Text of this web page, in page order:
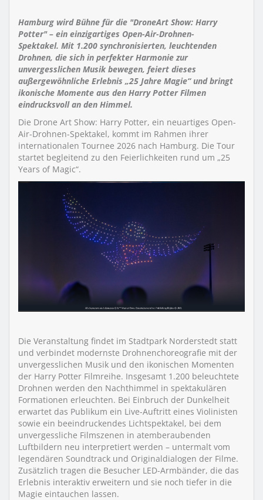
Hamburg wird Bühne für die "DroneArt Show: Harry
Potter" – ein einzigartiges Open-Air-Drohnen-
Spektakel. Mit 1.200 synchronisierten, leuchtenden
Drohnen, die sich in perfekter Harmonie zur
unvergesslichen Musik bewegen, feiert dieses
außergewöhnliche Erlebnis „25 Jahre Magie“ und bringt
ikonische Momente aus den Harry Potter Filmen
eindrucksvoll an den Himmel.
Die Drone Art Show: Harry Potter, ein neuartiges Open-
Air-Drohnen-Spektakel, kommt im Rahmen ihrer
internationalen Tournee 2026 nach Hamburg. Die Tour
startet begleitend zu den Feierlichkeiten rund um „25
Years of Magic“.
Die Veranstaltung findet im Stadtpark Norderstedt statt
und verbindet modernste Drohnenchoreografie mit der
unvergesslichen Musik und den ikonischen Momenten
der Harry Potter Filmreihe. Insgesamt 1.200 beleuchtete
Drohnen werden den Nachthimmel in spektakulären
Formationen erleuchten. Bei Einbruch der Dunkelheit
erwartet das Publikum ein Live-Auftritt eines Violinisten
sowie ein beeindruckendes Lichtspektakel, bei dem
unvergessliche Filmszenen in atemberaubenden
Luftbildern neu interpretiert werden – untermalt vom
legendären Soundtrack und Originaldialogen der Filme.
Zusätzlich tragen die Besucher LED-Armbänder, die das
Erlebnis interaktiv erweitern und sie noch tiefer in die
Magie eintauchen lassen.